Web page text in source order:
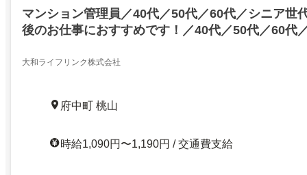
マンション管理員／40代／50代／60代／シニア世
後のお仕事におすすめです！／40代／50代／60代
大和ライフリンク株式会社
府中町 桃山
時給1,090円〜1,190円 / 交通費支給